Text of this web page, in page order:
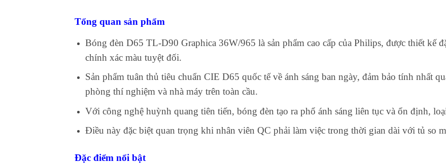
Tổng quan sản phẩm
Bóng đèn D65 TL-D90 Graphica 36W/965 là sản phẩm cao cấp của Philips, được thiết kế
chính xác màu tuyệt đối.
Sản phẩm tuân thủ tiêu chuẩn CIE D65 quốc tế về ánh sáng ban ngày, đảm bảo tính nhất
phòng thí nghiệm và nhà máy trên toàn cầu.
Với công nghệ huỳnh quang tiên tiến, bóng đèn tạo ra phổ ánh sáng liên tục và ổn định,
Điều này đặc biệt quan trọng khi nhân viên QC phải làm việc trong thời gian dài với tủ so
Đặc điểm nổi bật